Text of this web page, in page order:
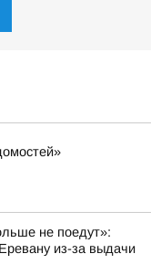
не поедут»:
из-за выдачи